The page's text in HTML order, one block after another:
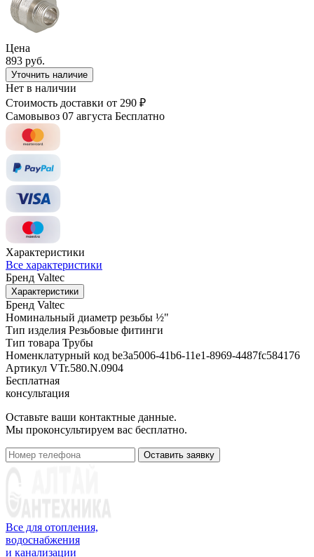
Цена
893 руб.
Уточнить наличие
Нет в наличии
Стоимость доставки от 290 ₽
Самовывоз 07 августа Бесплатно
Характеристики
Все характеристики
Бренд Valtec
Характеристики
Бренд Valtec
Номинальный диаметр резьбы ½"
Тип изделия Резьбовые фитинги
Тип товара Трубы
Номенклатурный код be3a5006-41b6-11e1-8969-4487fc584176
Артикул VTr.580.N.0904
Бесплатная
консультация
Оставьте ваши контактные данные.
Мы проконсультируем вас бесплатно.
Оставить заявку
Все для отопления,
водоснабжения
и канализации